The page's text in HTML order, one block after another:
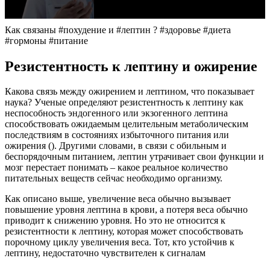
Как связаны #похудение и #лептин ? #здоровье #диета
#гормоны #питание
Резистентность к лептину и ожирение
Какова связь между ожирением и лептином, что показывает
наука? Ученые определяют резистентность к лептину как
неспособность эндогенного или экзогенного лептина
способствовать ожидаемым целительным метаболическим
последствиям в состояниях избыточного питания или
ожирения (). Другими словами, в связи с обильным и
беспорядочным питанием, лептин утрачивает свои функции и
мозг перестает понимать – какое реальное количество
питательных веществ сейчас необходимо организму.
Как описано выше, увеличение веса обычно вызывает
повышение уровня лептина в крови, а потеря веса обычно
приводит к снижению уровня. Но это не относится к
резистентности к лептину, которая может способствовать
порочному циклу увеличения веса. Тот, кто устойчив к
лептину, недостаточно чувствителен к сигналам